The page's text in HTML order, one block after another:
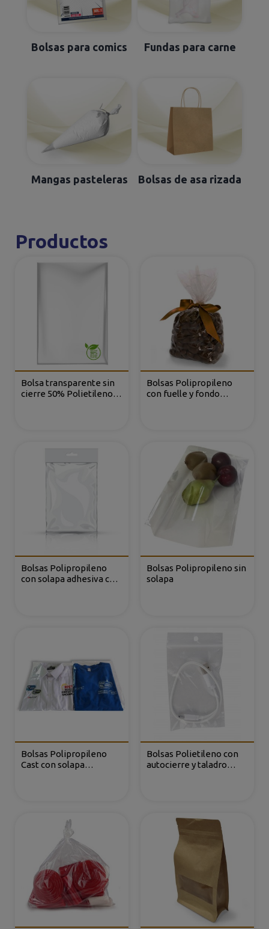
Bolsas para comics Fundas para carne
Mangas pasteleras Bolsas de asa rizada
Productos
Bolsa transparente sin
cierre 50% Polietileno
Bolsas Polipropileno
con fuelle y fondo
Bolsas Polipropileno
con solapa adhesiva con
Bolsas Polipropileno sin
solapa
Bolsas Polipropileno
Cast con solapa
Bolsas Polietileno con
autocierre y taladro